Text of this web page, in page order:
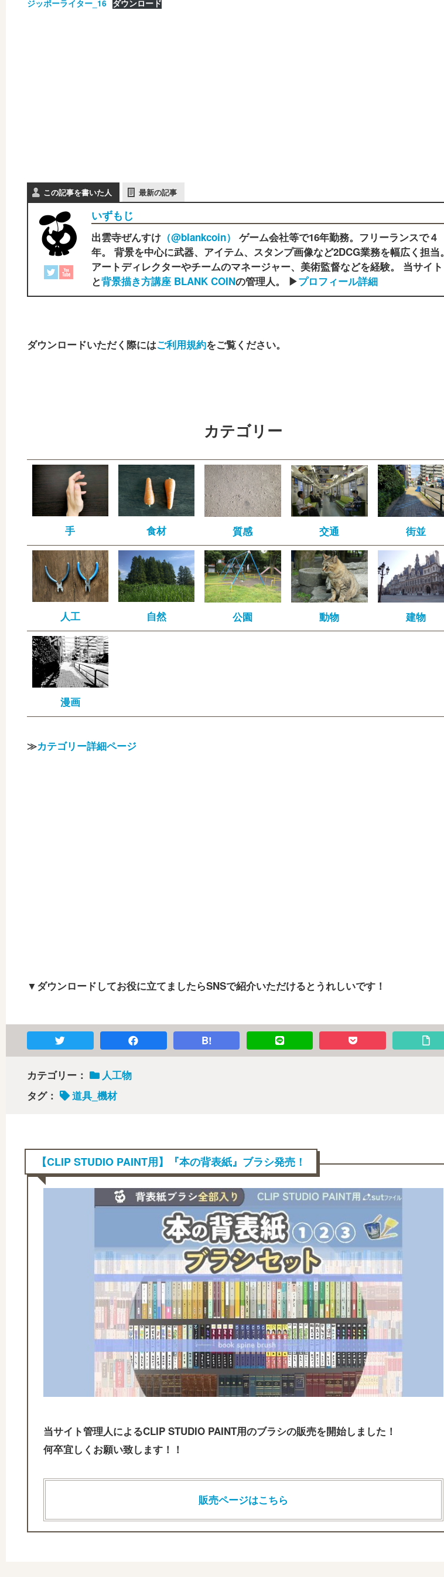
ジッポーライター_16 ダウンロード
この記事を書いた人 最新の記事
いずもじ
出雲寺ぜんすけ （‎@blankcoin）
ゲーム会社等で16年勤務。フリーランスで４
年。 背景を中心に武器、アイテム、スタンプ画像など2DCG業務を幅広く担当。
アートディレクターやチームのマネージャー、美術監督などを経験。 当サイト
と背景描き方講座 BLANK COINの管理人。 ▶プロフィール詳細
ダウンロードいただく際にはご利用規約をご覧ください。
カテゴリー
手 食材 質感 交通 街並
人工 自然 公園 動物 建物
漫画
≫カテゴリー詳細ページ
▼ダウンロードしてお役に立てましたらSNSで紹介いただけるとうれしいです！
B!
カテゴリー：
人工物
タグ：
道具_機材
【CLIP STUDIO PAINT用】『本の背表紙』ブラシ発売！
当サイト管理人によるCLIP STUDIO PAINT用のブラシの販売を開始しました！
何卒宜しくお願い致します！！
販売ページはこちら